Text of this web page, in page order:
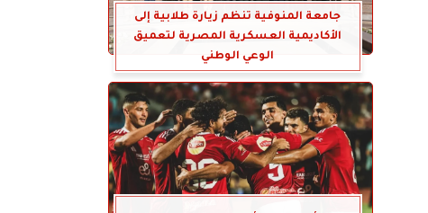
جامعة المنوفية تنظم زيارة طلابية إلى
الأكاديمية العسكرية المصرية لتعميق
الوعي الوطني